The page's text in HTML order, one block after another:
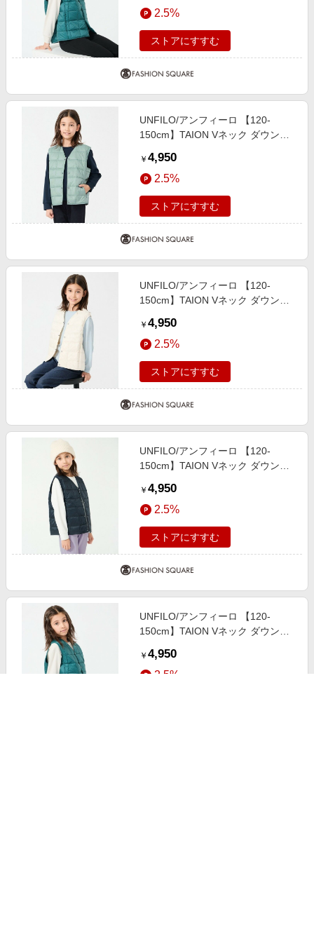
2.5%
ストアにすすむ
UNFILO/アンフィーロ 【120-
150cm】TAION Vネック ダウンベ
￥ 4,950
2.5%
ストアにすすむ
UNFILO/アンフィーロ 【120-
150cm】TAION Vネック ダウンベ
￥ 4,950
2.5%
ストアにすすむ
UNFILO/アンフィーロ 【120-
150cm】TAION Vネック ダウンベ
￥ 4,950
2.5%
ストアにすすむ
UNFILO/アンフィーロ 【120-
150cm】TAION Vネック ダウンベ
￥ 4,950
2.5%